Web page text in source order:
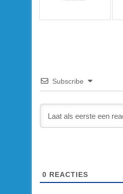
Subscribe
0 REACTIES